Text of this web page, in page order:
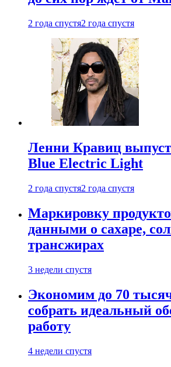
2 года спустя2 года спустя
Ленни Кравиц
Blue Electric Light
2 года спустя2 года спустя
Маркировку
данными о сахаре,
трансжирах
3 недели спустя
Экономим до 70
собрать идеальный
работу
4 недели спустя